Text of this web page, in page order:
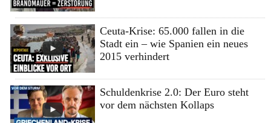
Ceuta-Krise: 65.000 fallen in die
Stadt ein – wie Spanien ein neues
2015 verhindert
Schuldenkrise 2.0: Der Euro steht
vor dem nächsten Kollaps